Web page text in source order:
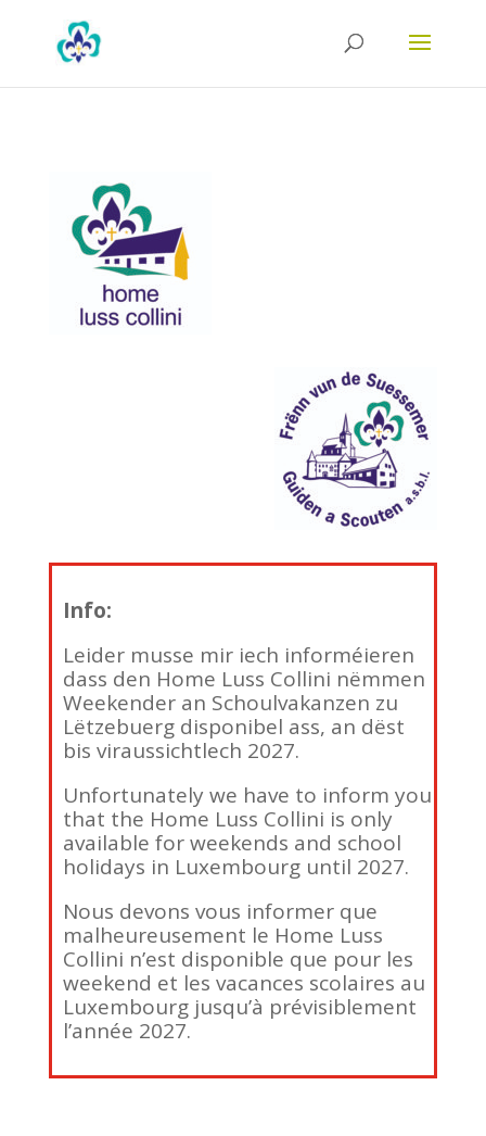
Info:
Leider musse mir iech informéieren
dass den Home Luss Collini nëmmen
Weekender an Schoulvakanzen zu
Lëtzebuerg disponibel ass, an dëst
bis viraussichtlech 2027.
Unfortunately we have to inform you
that the Home Luss Collini is only
available for weekends and school
holidays in Luxembourg until 2027.
Nous devons vous informer que
malheureusement le Home Luss
Collini n’est disponible que pour les
weekend et les vacances scolaires au
Luxembourg jusqu’à prévisiblement
l’année 2027.